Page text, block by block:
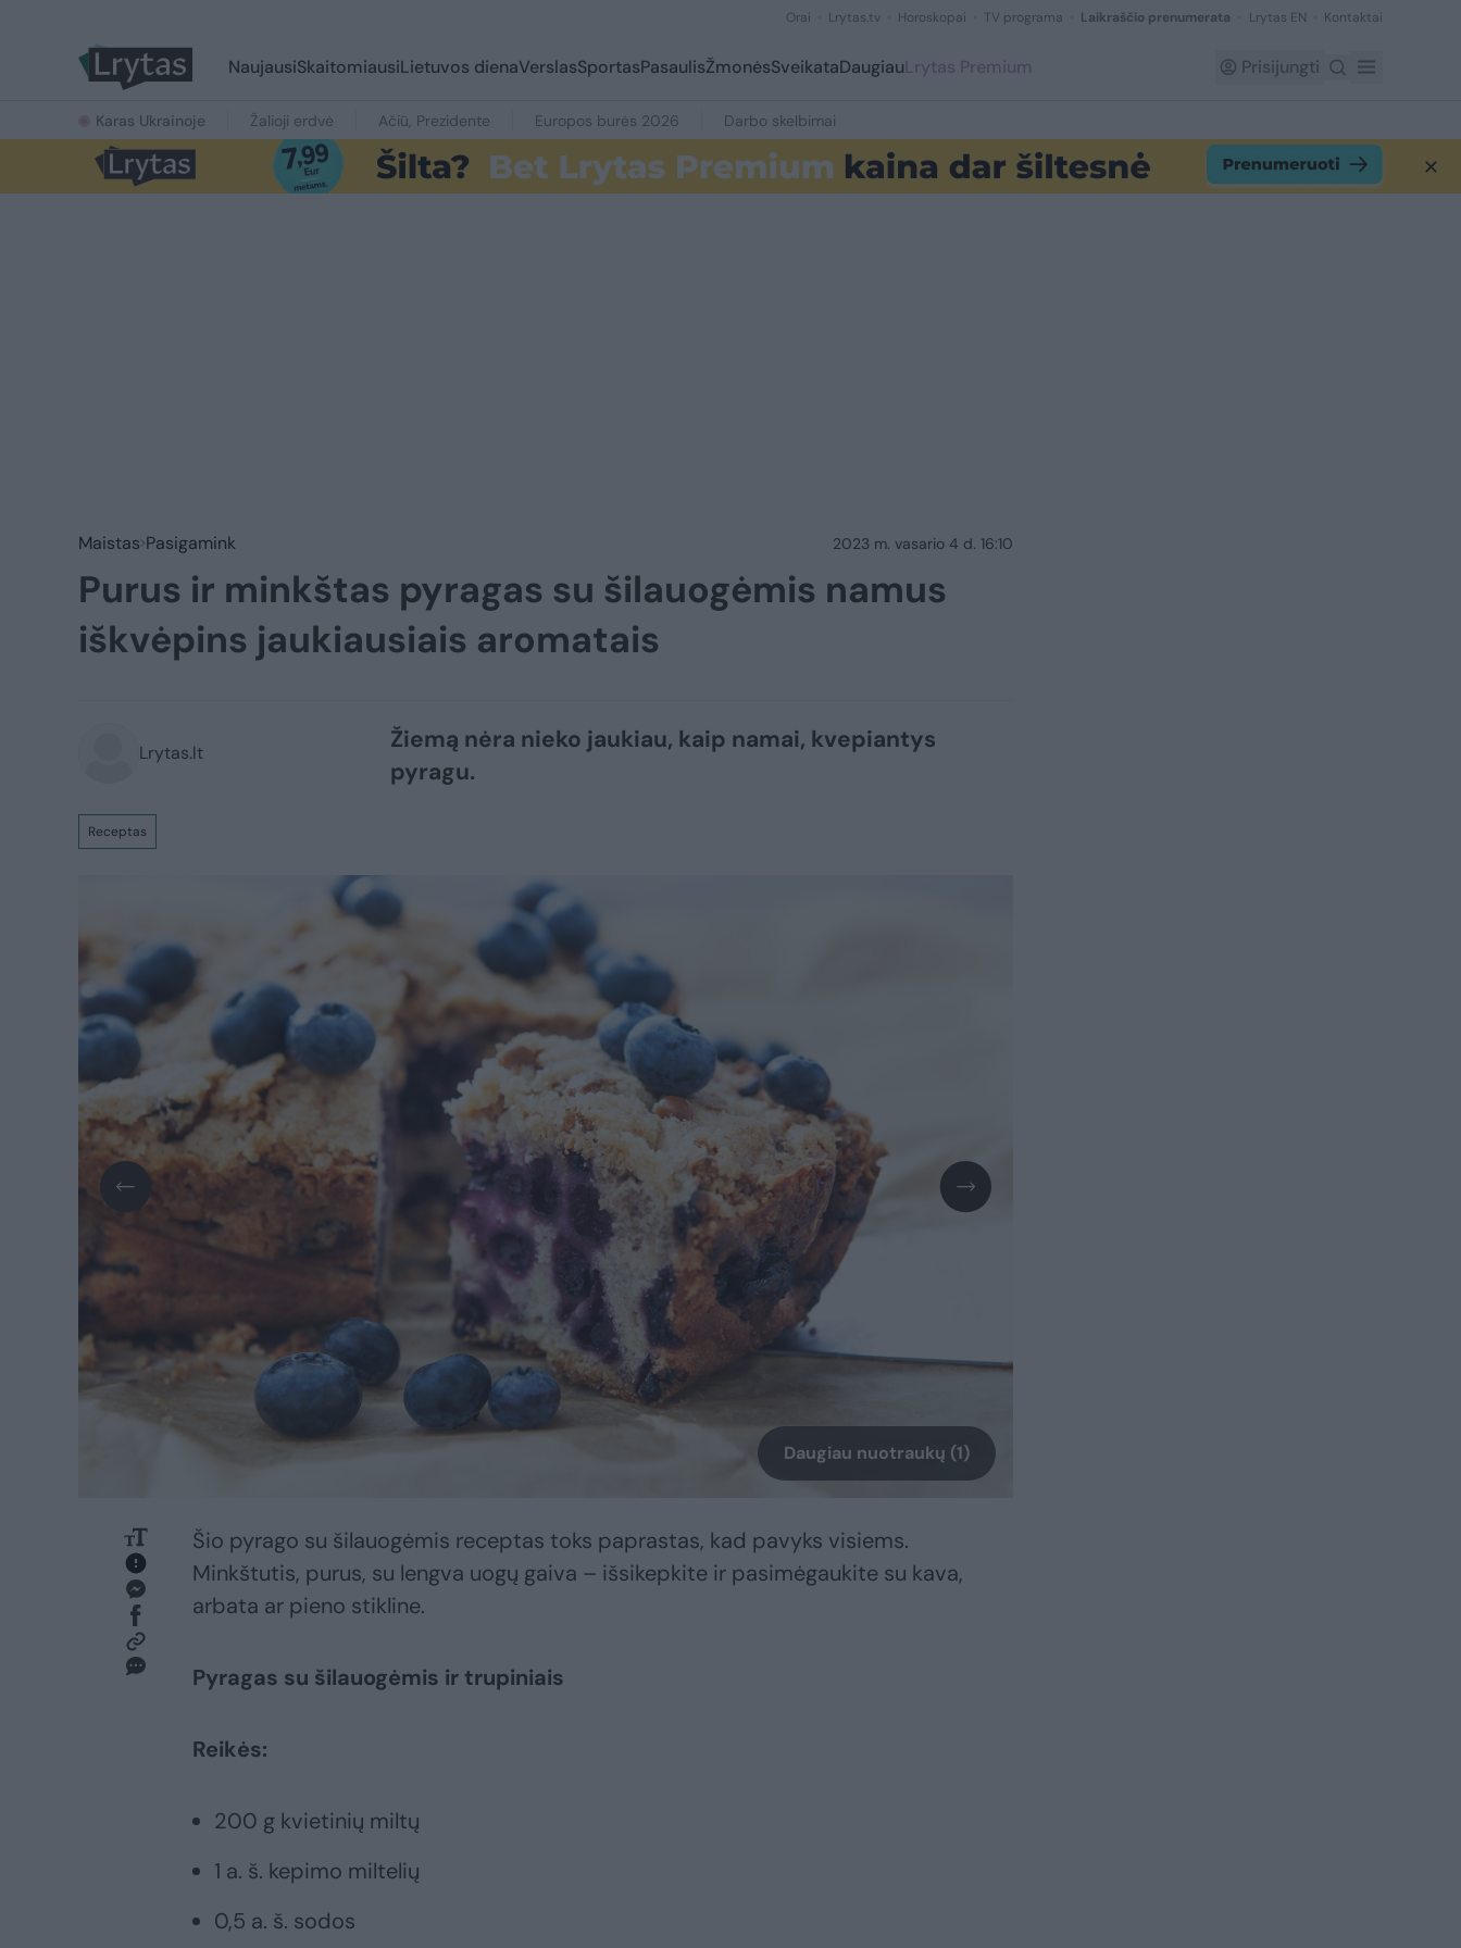
Orai Lrytas.tv Horoskopai TV programa Laikraščio prenumerata Lrytas EN Kontaktai
NaujausiSkaitomiausiLietuvos dienaVerslasSportasPasaulisŽmonėsSveikataDaugiauLrytas Premium Prisijungti
Karas Ukrainoje Žalioji erdvė Ačiū, Prezidente Europos burės 2026 Darbo skelbimai
Maistas Pasigamink 2023 m. vasario 4 d. 16:10
Purus ir minkštas pyragas su šilauogėmis namus
iškvėpins jaukiausiais aromatais
Lrytas.lt
Receptas
Žiemą nėra nieko jaukiau, kaip namai, kvepiantys
pyragu.
Daugiau nuotraukų (1)
Šio pyrago su šilauogėmis receptas toks paprastas, kad pavyks visiems.
Minkštutis, purus, su lengva uogų gaiva – išsikepkite ir pasimėgaukite su kava,
arbata ar pieno stikline.
Pyragas su šilauogėmis ir trupiniais
Reikės:
200 g kvietinių miltų
1 a. š. kepimo miltelių
0,5 a. š. sodos